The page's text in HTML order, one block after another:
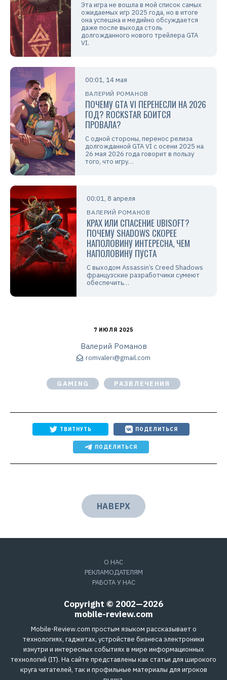
Эта игра не вошла в мой список самых
ожидаемых игр 2025 года, но в итоге
она успешна и медийно обсуждается
даже после выхода столь
долгожданного нового трейлера GTA
VI.
00:01, 14 мая
ВАЛЕРИЙ РОМАНОВ
ПОЧЕМУ GTA VI ПЕРЕНЕСЛИ НА 2026
ГОД? ROCKSTAR БОИТСЯ
ПРОВАЛА?
С одной стороны, перенос релиза
долгожданной GTA VI с осени 2025 на
26 мая 2026 года говорит в пользу
того, что игру…
00:01, 8 апреля
ВАЛЕРИЙ РОМАНОВ
КРАХ ИЛИ СПАСЕНИЕ UBISOFT?
ПОЧЕМУ SHADOWS СКОРЕЕ
НАПОЛОВИНУ ИНТЕРЕСНА, ЧЕМ
НАПОЛОВИНУ ПУСТА
С выходом Assassin’s Creed Shadows
французские разработчики сумеют
обеспечить…
7 ИЮЛЯ 2025
Валерий Романов
romvaleri@gmail.com
GAMING РАЗВЛЕЧЕНИЯ
ТВИТНУТЬ ПОДЕЛИТЬСЯ
ПОДЕЛИТЬСЯ
НАВЕРХ
О НАС
РЕКЛАМОДАТЕЛЯМ
РАБОТА У НАС
Copyright © 2002—2026
mobile-review.com
Mobile-Review.com простым языком рассказывает о
технологиях, гаджетах, устройстве бизнеса электроники
изнутри и интересных событиях в мире информационных
технологий (IT). На сайте представлены как статьи для широкого
круга читателей, так и профильные материалы для игроков